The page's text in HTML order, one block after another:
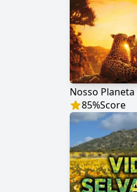
Nosso Planeta
85%Score